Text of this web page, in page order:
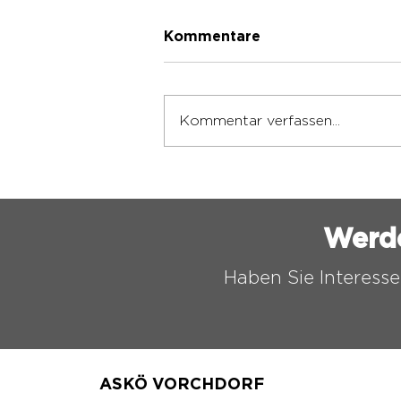
FUSSBALL CAMP 2026
Kommentare
Kommentar verfassen...
Haben Sie
ASKÖ VORCHDORF